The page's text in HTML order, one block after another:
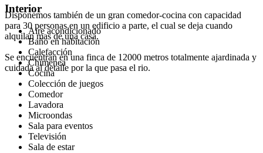
Disponemos también de un gran comedor-cocina con capacidad
para 30 personas en un edificio a parte, el cual se deja cuando
alquilan mas de una casa.
Se encuentran en una finca de 12000 metros totalmente ajardinada y
cuidada al detalle por la que pasa el rio.
Interior
Aire acondicionado
Baño en habitación
Calefacción
Chimenea
Cocina
Colección de juegos
Comedor
Lavadora
Microondas
Sala para eventos
Televisión
Sala de estar